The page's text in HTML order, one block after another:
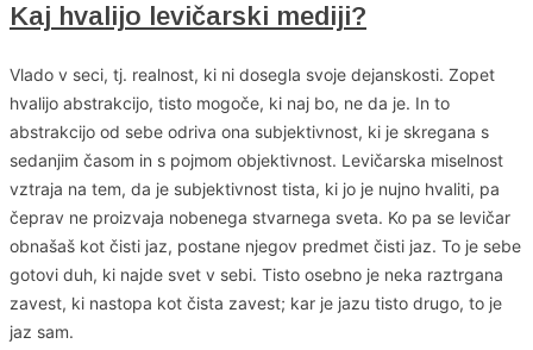
Kaj hvalijo levičarski mediji?
Vlado v seci, tj. realnost, ki ni dosegla svoje dejanskosti. Zopet
hvalijo abstrakcijo, tisto mogoče, ki naj bo, ne da je. In to
abstrakcijo od sebe odriva ona subjektivnost, ki je skregana s
sedanjim časom in s pojmom objektivnost. Levičarska miselnost
vztraja na tem, da je subjektivnost tista, ki jo je nujno hvaliti, pa
čeprav ne proizvaja nobenega stvarnega sveta. Ko pa se levičar
obnašaš kot čisti jaz, postane njegov predmet čisti jaz. To je sebe
gotovi duh, ki najde svet v sebi. Tisto osebno je neka raztrgana
zavest, ki nastopa kot čista zavest; kar je jazu tisto drugo, to je
jaz sam.